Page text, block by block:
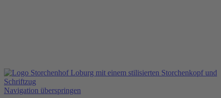
Navigation überspringen